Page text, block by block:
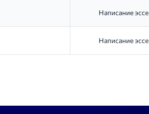
Написание эссе
Написание эссе